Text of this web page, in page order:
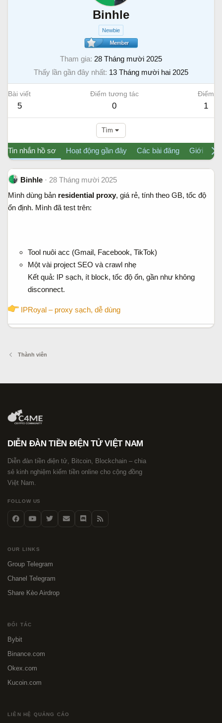
Binhle
Newbie
Tham gia 28 Tháng mười 2025
Thấy lần gần đây nhất 13 Tháng mười hai 2025
Bài viết
5
Điểm tương tác
0
Điểm
1
Tìm
Tin nhắn hồ sơ Hoạt động gần đây Các bài đăng Giới thiệu
Binhle
28 Tháng mười 2025
Mình dùng bản residential proxy, giá rẻ, tính theo GB, tốc độ
ổn định. Mình đã test trên:
Tool nuôi acc (Gmail, Facebook, TikTok)
Một vài project SEO và crawl nhẹ
Kết quả: IP sạch, ít block, tốc độ ổn, gần như không
disconnect.
IPRoyal – proxy sạch, dễ dùng
Thành viên
DIỄN ĐÀN TIỀN ĐIỆN TỬ VIỆT NAM
Diễn đàn tiền điện tử, Bitcoin, Blockchain – chia
sẻ kinh nghiệm kiếm tiền online cho cộng đồng
Việt Nam.
FOLLOW US
OUR LINKS
Group Telegram
Chanel Telegram
Share Kèo Airdrop
ĐỐI TÁC
Bybit
Binance.com
Okex.com
Kucoin.com
LIÊN HỆ QUẢNG CÁO